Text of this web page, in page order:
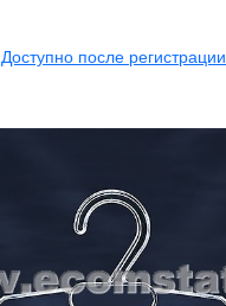
Доступно после регистрации